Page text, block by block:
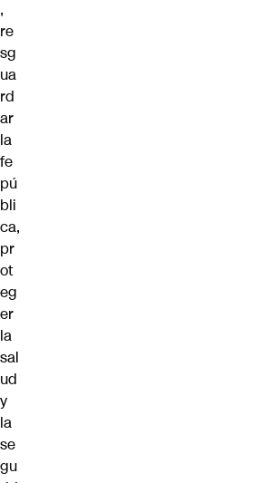
,
re
sg
ua
rd
ar
la
fe
pú
bli
ca,
pr
ot
eg
er
la
sal
ud
y
la
se
gu